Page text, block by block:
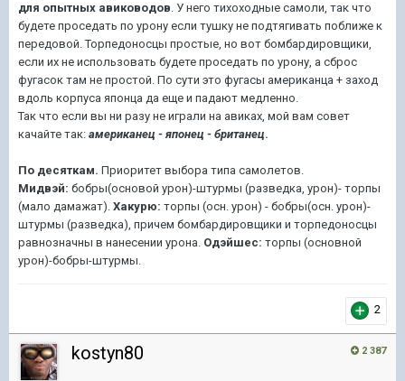
для опытных авиководов. У него тихоходные самоли, так что
будете проседать по урону если тушку не подтягивать поближе к
передовой. Торпедоносцы простые, но вот бомбардировщики,
если их не использовать будете проседать по урону, а сброс
фугасок там не простой. По сути это фугасы американца + заход
вдоль корпуса японца да еще и падают медленно.
Так что если вы ни разу не играли на авиках, мой вам совет
качайте так: американец - японец - британец.
По десяткам. Приоритет выбора типа самолетов.
Мидвэй: бобры(основой урон)-штурмы (разведка, урон)- торпы
(мало дамажат). Хакурю: торпы (осн. урон) - бобры(осн. урон)-
штурмы (разведка), причем бомбардировщики и торпедоносцы
равнозначны в нанесении урона. Одэйшес: торпы (основной
урон)-бобры-штурмы.
2
2 387
kostyn80